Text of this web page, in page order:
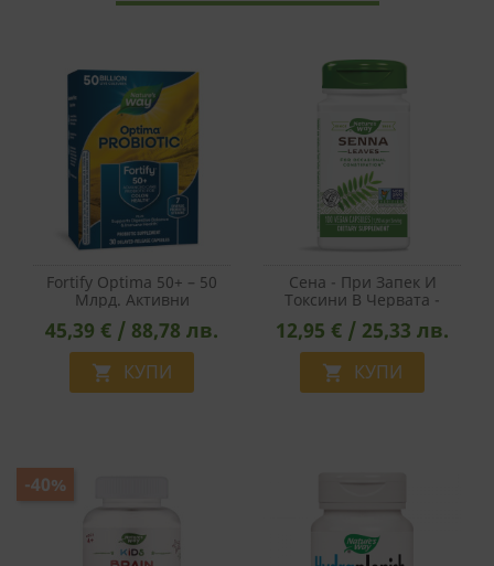
Fortify Optima 50+ – 50
Млрд. Активни
Пробиотици, 7 Щама За
Хора Над 50 Г., 30 V-
Капсули
45,39 € / 88,78 лв.
 КУПИ
Сена - При Запек И
Токсини В Червата -
Детоксикация На
Стомашно-Чревния
Тракт, 450 Mg, 100
Капсули
12,95 € / 25,33 лв.
 КУПИ
-40%